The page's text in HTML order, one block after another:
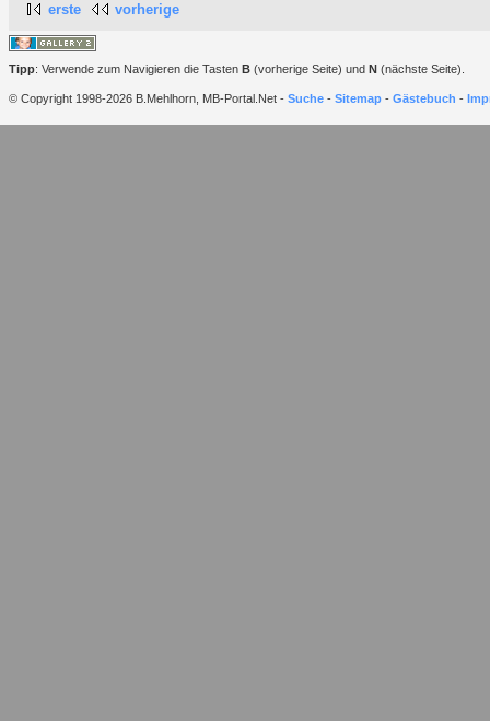
erste vorherige
Tipp: Verwende zum Navigieren die Tasten B (vorherige Seite) und N (nächste Seite).
© Copyright 1998-2026 B.Mehlhorn, MB-Portal.Net - Suche - Sitemap - Gästebuch -